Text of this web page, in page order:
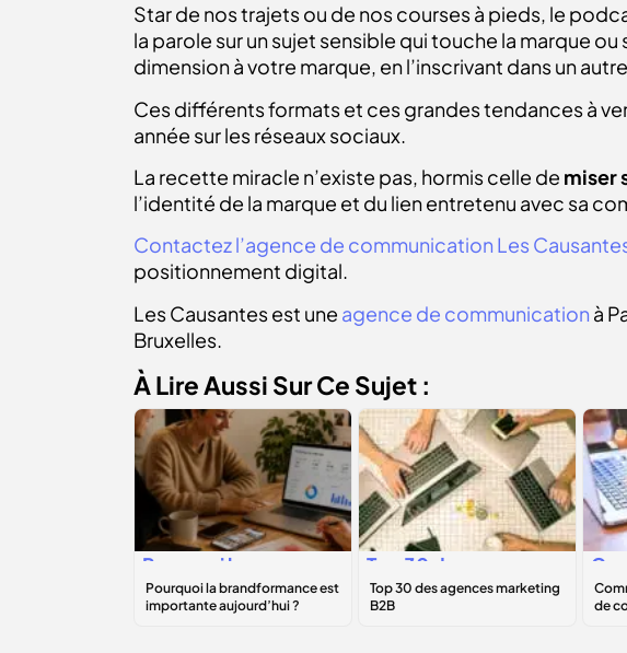
Star de nos trajets ou de nos courses à pieds, le
la parole sur un sujet sensible qui touche la marque
dimension à votre marque, en l’inscrivant dans un
Ces différents formats et ces grandes tendances à
année sur les réseaux sociaux.
La recette miracle n’existe pas, hormis celle de miser
l’identité de la marque et du lien entretenu avec sa
Contactez l’agence de communication Les
positionnement digital.
Les Causantes est une agence de communication à
Bruxelles.
À Lire Aussi Sur Ce Sujet :
Pourquoi la
brandformance
est importante
Top 30 des
agences
marketing B2B